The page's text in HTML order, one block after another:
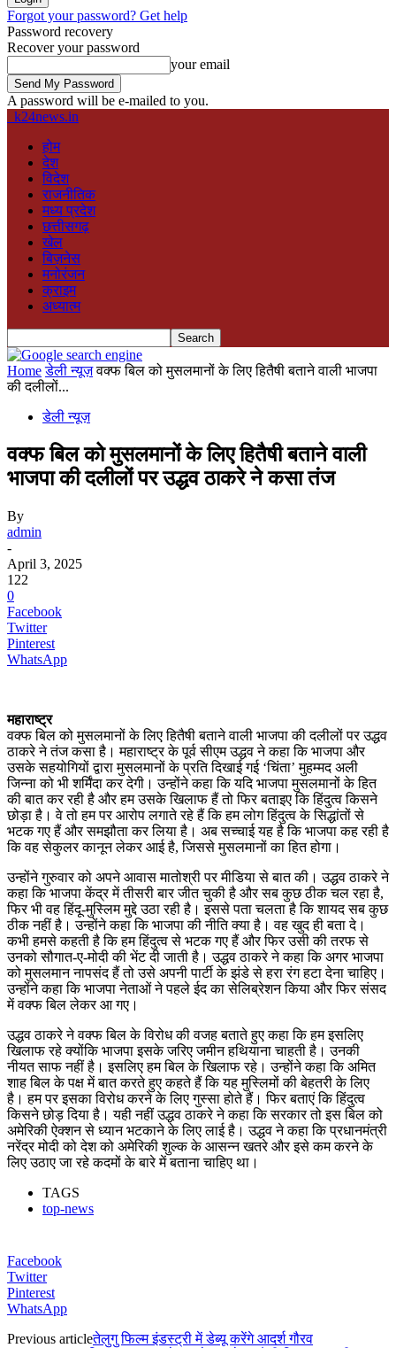
Forgot your password? Get help
Password recovery
Recover your password
your email
A password will be e-mailed to you.
k24news.in
होम
देश
विदेश
राजनीतिक
मध्य प्रदेश
छत्तीसगढ़
खेल
बिज़नेस
मनोरंजन
क्राइम
अध्यात्म
Home डेली न्यूज़ वक्फ बिल को मुसलमानों के लिए हितैषी बताने वाली भाजपा
की दलीलों...
डेली न्यूज़
वक्फ बिल को मुसलमानों के लिए हितैषी बताने वाली
भाजपा की दलीलों पर उद्धव ठाकरे ने कसा तंज
By
admin
-
April 3, 2025
122
0
Facebook
Twitter
Pinterest
WhatsApp
महाराष्ट्र
वक्फ बिल को मुसलमानों के लिए हितैषी बताने वाली भाजपा की दलीलों पर उद्धव
ठाकरे ने तंज कसा है। महाराष्ट्र के पूर्व सीएम उद्धव ने कहा कि भाजपा और
उसके सहयोगियों द्वारा मुसलमानों के प्रति दिखाई गई ‘चिंता’ मुहम्मद अली
जिन्ना को भी शर्मिंदा कर देगी। उन्होंने कहा कि यदि भाजपा मुसलमानों के हित
की बात कर रही है और हम उसके खिलाफ हैं तो फिर बताइए कि हिंदुत्व किसने
छोड़ा है। वे तो हम पर आरोप लगाते रहे हैं कि हम लोग हिंदुत्व के सिद्धांतों से
भटक गए हैं और समझौता कर लिया है। अब सच्चाई यह है कि भाजपा कह रही है
कि वह सेकुलर कानून लेकर आई है, जिससे मुसलमानों का हित होगा।
उन्होंने गुरुवार को अपने आवास मातोश्री पर मीडिया से बात की। उद्धव ठाकरे ने
कहा कि भाजपा केंद्र में तीसरी बार जीत चुकी है और सब कुछ ठीक चल रहा है,
फिर भी वह हिंदू-मुस्लिम मुद्दे उठा रही है। इससे पता चलता है कि शायद सब कुछ
ठीक नहीं है। उन्होंने कहा कि भाजपा की नीति क्या है। वह खुद ही बता दे।
कभी हमसे कहती है कि हम हिंदुत्व से भटक गए हैं और फिर उसी की तरफ से
उनको सौगात-ए-मोदी की भेंट दी जाती है। उद्धव ठाकरे ने कहा कि अगर भाजपा
को मुसलमान नापसंद हैं तो उसे अपनी पार्टी के झंडे से हरा रंग हटा देना चाहिए।
उन्होंने कहा कि भाजपा नेताओं ने पहले ईद का सेलिब्रेशन किया और फिर संसद
में वक्फ बिल लेकर आ गए।
उद्धव ठाकरे ने वक्फ बिल के विरोध की वजह बताते हुए कहा कि हम इसलिए
खिलाफ रहे क्योंकि भाजपा इसके जरिए जमीन हथियाना चाहती है। उनकी
नीयत साफ नहीं है। इसलिए हम बिल के खिलाफ रहे। उन्होंने कहा कि अमित
शाह बिल के पक्ष में बात करते हुए कहते हैं कि यह मुस्लिमों की बेहतरी के लिए
है। हम पर इसका विरोध करने के लिए गुस्सा होते हैं। फिर बताएं कि हिंदुत्व
किसने छोड़ दिया है। यही नहीं उद्धव ठाकरे ने कहा कि सरकार तो इस बिल को
अमेरिकी ऐक्शन से ध्यान भटकाने के लिए लाई है। उद्धव ने कहा कि प्रधानमंत्री
नरेंद्र मोदी को देश को अमेरिकी शुल्क के आसन्न खतरे और इसे कम करने के
लिए उठाए जा रहे कदमों के बारे में बताना चाहिए था।
TAGS
top-news
Facebook
Twitter
Pinterest
WhatsApp
Previous articleतेलुगु फिल्म इंडस्ट्री में डेब्यू करेंगे आदर्श गौरव